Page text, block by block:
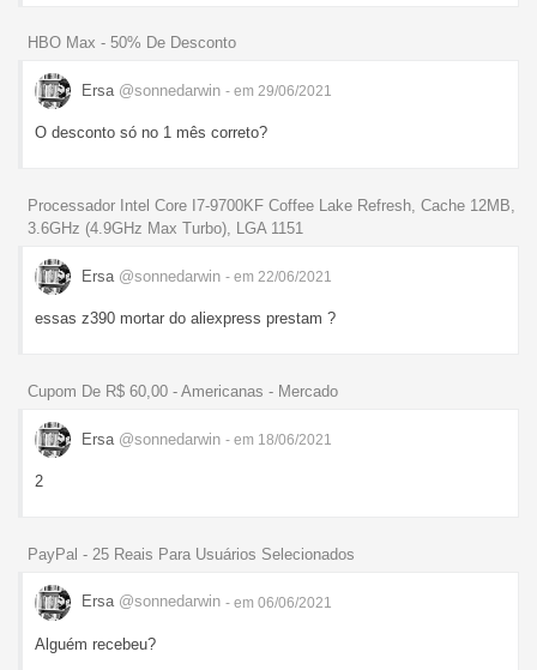
HBO Max - 50% De Desconto
Ersa @sonnedarwin - em 29/06/2021
O desconto só no 1 mês correto?
Processador Intel Core I7-9700KF Coffee Lake Refresh, Cache 12MB,
3.6GHz (4.9GHz Max Turbo), LGA 1151
Ersa @sonnedarwin - em 22/06/2021
essas z390 mortar do aliexpress prestam ?
Cupom De R$ 60,00 - Americanas - Mercado
Ersa @sonnedarwin - em 18/06/2021
2
PayPal - 25 Reais Para Usuários Selecionados
Ersa @sonnedarwin - em 06/06/2021
Alguém recebeu?